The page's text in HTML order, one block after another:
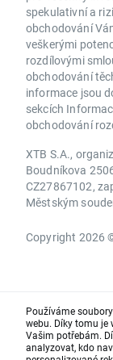
spekulativní a
obchodování
veškerými
rozdílovými
obchodování
informace jsou
sekcích
obchodování
XTB S.A.,
Boudníkova
CZ27867102,
Městským
Copyright 2026
Používáme
webu. Díky tomu je
Vašim potřebám.
analyzovat, kdo